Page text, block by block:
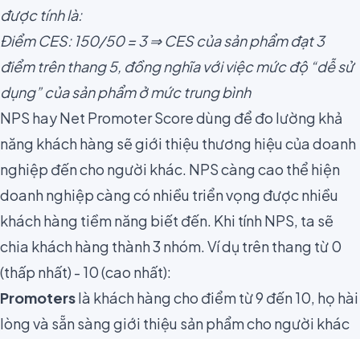
được tính là:
Điểm CES: 150/50 = 3 ⇒ CES của sản phẩm đạt 3
điểm trên thang 5, đồng nghĩa với việc mức độ “dễ sử
dụng” của sản phẩm ở mức trung bình
NPS hay Net Promoter Scoredùng để đo lường khả
năng khách hàng sẽ giới thiệu thương hiệu của doanh
nghiệp đến cho người khác. NPS càng cao thể hiện
doanh nghiệp càng có nhiều triển vọng được nhiều
khách hàng tiềm năng biết đến. Khi tính NPS, ta sẽ
chia khách hàng thành 3 nhóm. Ví dụ trên thang từ 0
(thấp nhất) - 10 (cao nhất):
Promoterslà khách hàng cho điểm từ 9 đến 10, họ hài
lòng và sẵn sàng giới thiệu sản phẩm cho người khác